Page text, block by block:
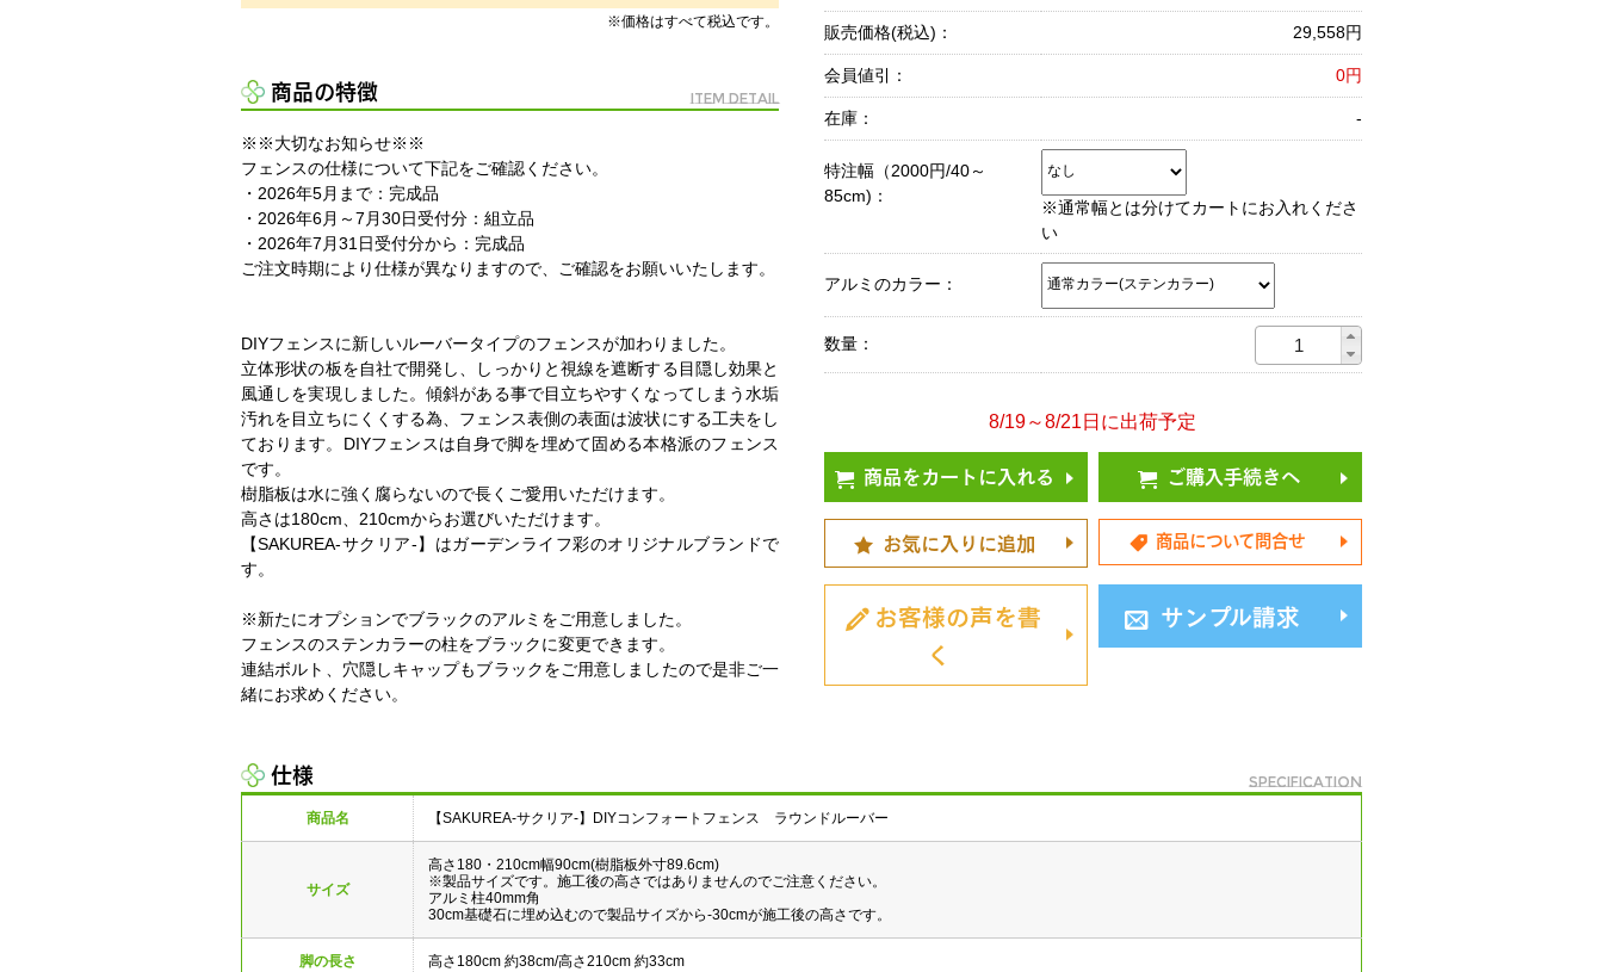
※価格はすべて税込です。
商品の特徴 Item Detail
※※大切なお知らせ※※
フェンスの仕様について下記をご確認ください。
・2026年5月まで：完成品
・2026年6月～7月30日受付分：組立品
・2026年7月31日受付分から：完成品
ご注文時期により仕様が異なりますので、ご確認をお願いいたします。
DIYフェンスに新しいルーバータイプのフェンスが加わりました。
立体形状の板を自社で開発し、しっかりと視線を遮断する目隠し効果と
風通しを実現しました。傾斜がある事で目立ちやすくなってしまう水垢
汚れを目立ちにくくする為、フェンス表側の表面は波状にする工夫をし
ております。DIYフェンスは自身で脚を埋めて固める本格派のフェンス
です。
樹脂板は水に強く腐らないので長くご愛用いただけます。
高さは180cm、210cmからお選びいただけます。
【SAKUREA-サクリア-】はガーデンライフ彩のオリジナルブランドで
す。
※新たにオプションでブラックのアルミをご用意しました。
フェンスのステンカラーの柱をブラックに変更できます。
連結ボルト、穴隠しキャップもブラックをご用意しましたので是非ご一
緒にお求めください。
販売価格(税込)： 29,558円
会員値引： 0円
在庫： -
特注幅（2000円/40～
85cm)：
※通常幅とは分けてカートにお入れくださ
い
アルミのカラー：
数量：
8/19～8/21日に出荷予定
商品をカートに入れる ご購入手続きへ
お気に入りに追加 商品について問合せ
お客様の声を書
く
サンプル請求
仕様 specification
商品名 【SAKUREA-サクリア-】DIYコンフォートフェンス ラウンドルーバー
サイズ
高さ180・210cm幅90cm(樹脂板外寸89.6cm)
※製品サイズです。施工後の高さではありませんのでご注意ください。
アルミ柱40mm角
30cm基礎石に埋め込むので製品サイズから-30cmが施工後の高さです。
脚の長さ 高さ180cm 約38cm/高さ210cm 約33cm